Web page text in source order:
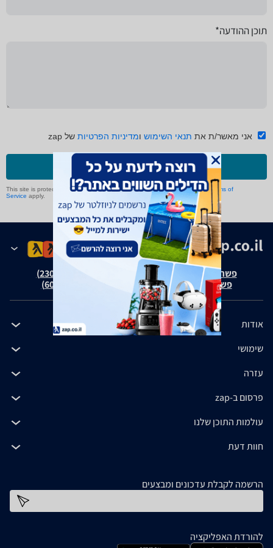
תוכן ההודעה*
אני מאשר/ת את תנאי השימוש ומדיניות הפרטיות של zap
שליחה
This site is protected by reCAPTCHA and the GooglePrivacy Policyand Terms of
Service apply.
פשרה בת"צ אבנצ'יק נ' זאפ גרופ (ת"צ 23008-08-20)
פשרה בת"צ כהנים נ' זאפ גרופ (ת"צ 60371-12-19)
אודות
שימושי
עזרה
פרסום ב-zap
עולמות התוכן שלנו
חוות דעת
הרשמה לקבלת עדכונים ומבצעים
להורדת האפליקציה